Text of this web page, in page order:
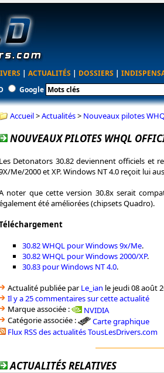
| ACTUALITÉS | DOSSIERS |
Google
Accueil>Actualités> Nouveaux pilotes
NOUVEAUX PILOTES WHQL
Les Detonators 30.82 deviennent officiels et
Me/2000 et XP. Windows NT 4.0 reçoit lui
noter que cette version 30.8x serait
été améliorées (chipsets Quadro).
30.82 WHQL pour Windows 9x/Me.
30.82 WHQL pour Windows 2000/XP.
30.83 pour Windows NT 4.0.
Actualité publiée parLe_ian le jeudi 08 août
Il y a 25 commentaires sur cette actualité
Marque associée :
NVIDIA
Catégorie associée :
Carte graphique
Flux RSS des actualités TousLesDrivers.com
ACTUALITÉS RELATIVES